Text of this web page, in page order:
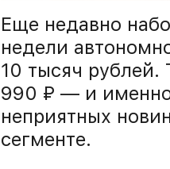
Еще недавно
недели
10 тысяч рублей.
990 ₽ — и именно
неприятных
сегменте.